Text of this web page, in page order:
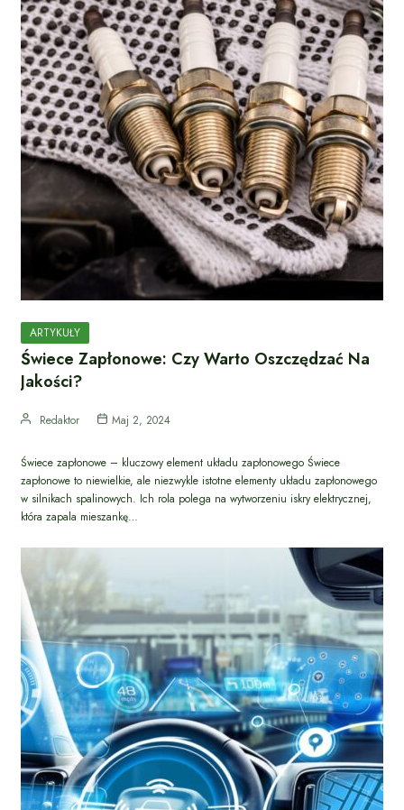
ARTYKUŁY
Świece Zapłonowe: Czy Warto Oszczędzać Na
Jakości?
Redaktor Maj 2, 2024
Świece zapłonowe – kluczowy element układu zapłonowego Świece
zapłonowe to niewielkie, ale niezwykle istotne elementy układu zapłonowego
w silnikach spalinowych. Ich rola polega na wytworzeniu iskry elektrycznej,
która zapala mieszankę…